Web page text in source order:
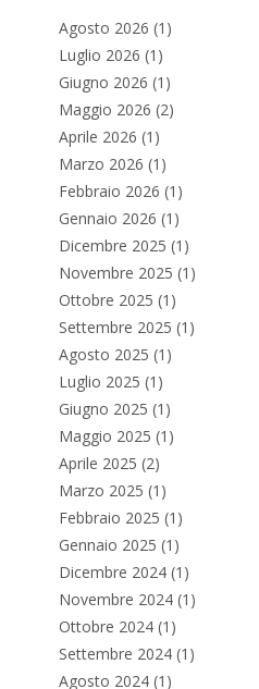
Agosto 2026 (1)
Luglio 2026 (1)
Giugno 2026 (1)
Maggio 2026 (2)
Aprile 2026 (1)
Marzo 2026 (1)
Febbraio 2026 (1)
Gennaio 2026 (1)
Dicembre 2025 (1)
Novembre 2025 (1)
Ottobre 2025 (1)
Settembre 2025 (1)
Agosto 2025 (1)
Luglio 2025 (1)
Giugno 2025 (1)
Maggio 2025 (1)
Aprile 2025 (2)
Marzo 2025 (1)
Febbraio 2025 (1)
Gennaio 2025 (1)
Dicembre 2024 (1)
Novembre 2024 (1)
Ottobre 2024 (1)
Settembre 2024 (1)
Agosto 2024 (1)